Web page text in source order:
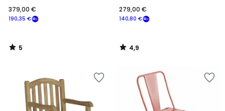
190,35 €
379,00 €
5
/
140,80 €
279,00 €
4,9
/